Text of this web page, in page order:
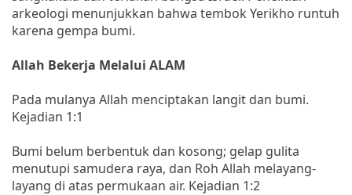
arkeologi menunjukkan bahwa tembok Yerikho runtuh
karena gempa bumi.
Allah Bekerja Melalui ALAM
Pada mulanya Allah menciptakan langit dan bumi.
Kejadian 1:1
Bumi belum berbentuk dan kosong; gelap gulita
menutupi samudera raya, dan Roh Allah melayang-
layang di atas permukaan air. Kejadian 1:2